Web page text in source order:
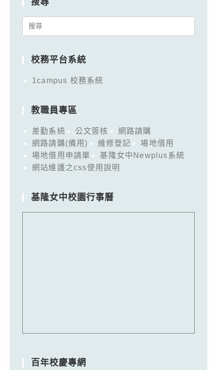
Search
校務平台系統
1campus 校務系統
教職員專區
差勤系統 公文簽核
網路請購
網路請購(備用)
維修登記
場地借用
場地借用申請單
基隆女中Newplus系統
網站維護之css使用說明
基隆女中校園行事曆
百年校慶專網